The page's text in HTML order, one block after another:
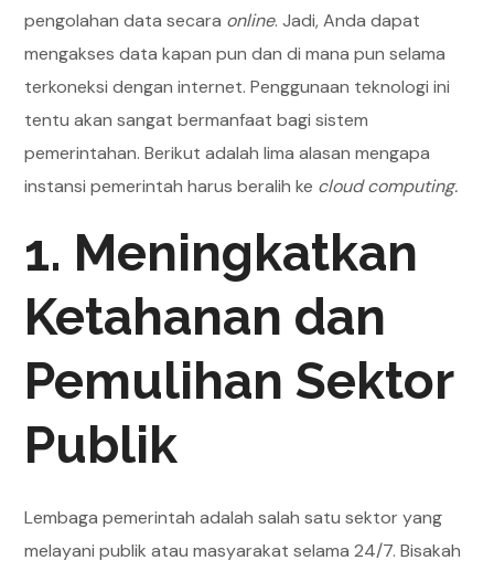
pengolahan data secara online. Jadi, Anda dapat
mengakses data kapan pun dan di mana pun selama
terkoneksi dengan internet. Penggunaan teknologi ini
tentu akan sangat bermanfaat bagi sistem
pemerintahan. Berikut adalah lima alasan mengapa
instansi pemerintah harus beralih ke cloud computing.
1. Meningkatkan
Ketahanan dan
Pemulihan Sektor
Publik
Lembaga pemerintah adalah salah satu sektor yang
melayani publik atau masyarakat selama 24/7. Bisakah